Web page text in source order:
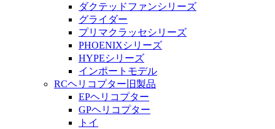
ダクテッドファンシリーズ
グライダー
プリマクラッセシリーズ
PHOENIXシリーズ
HYPEシリーズ
インポートモデル
RCヘリコプター旧製品
EPヘリコプター
GPヘリコプター
トイ